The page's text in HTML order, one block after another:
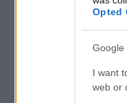
Opted
Google
I want
web or